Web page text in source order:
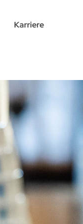
Karriere